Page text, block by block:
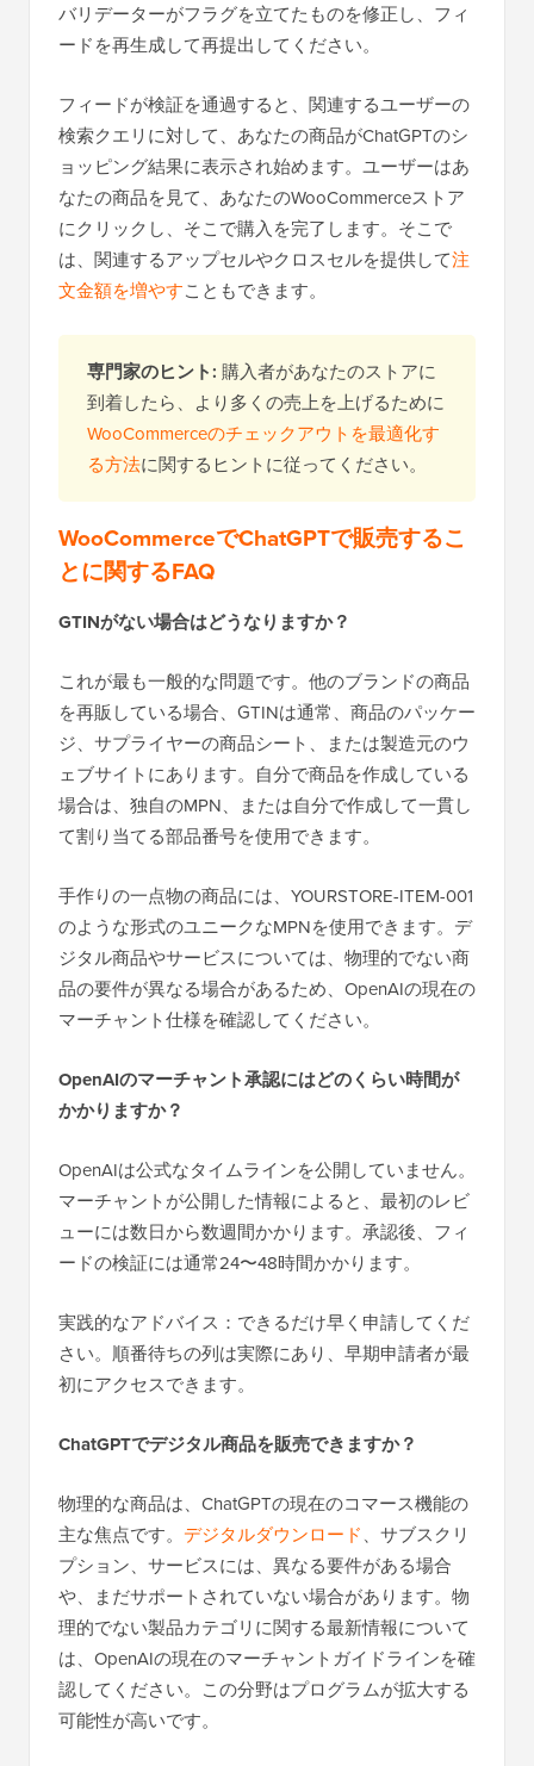
バリデーターがフラグを立てたものを修正し、フィ
ードを再生成して再提出してください。
フィードが検証を通過すると、関連するユーザーの
検索クエリに対して、あなたの商品がChatGPTのシ
ョッピング結果に表示され始めます。ユーザーはあ
なたの商品を見て、あなたのWooCommerceストア
にクリックし、そこで購入を完了します。そこで
は、関連するアップセルやクロスセルを提供して注
文金額を増やすこともできます。
専門家のヒント: 購入者があなたのストアに
到着したら、より多くの売上を上げるために
WooCommerceのチェックアウトを最適化す
る方法に関するヒントに従ってください。
WooCommerceでChatGPTで販売するこ
とに関するFAQ
GTINがない場合はどうなりますか？
これが最も一般的な問題です。他のブランドの商品
を再販している場合、GTINは通常、商品のパッケー
ジ、サプライヤーの商品シート、または製造元のウ
ェブサイトにあります。自分で商品を作成している
場合は、独自のMPN、または自分で作成して一貫し
て割り当てる部品番号を使用できます。
手作りの一点物の商品には、YOURSTORE-ITEM-001
のような形式のユニークなMPNを使用できます。デ
ジタル商品やサービスについては、物理的でない商
品の要件が異なる場合があるため、OpenAIの現在の
マーチャント仕様を確認してください。
OpenAIのマーチャント承認にはどのくらい時間が
かかりますか？
OpenAIは公式なタイムラインを公開していません。
マーチャントが公開した情報によると、最初のレビ
ューには数日から数週間かかります。承認後、フィ
ードの検証には通常24〜48時間かかります。
実践的なアドバイス：できるだけ早く申請してくだ
さい。順番待ちの列は実際にあり、早期申請者が最
初にアクセスできます。
ChatGPTでデジタル商品を販売できますか？
物理的な商品は、ChatGPTの現在のコマース機能の
主な焦点です。 デジタルダウンロード、サブスクリ
プション、サービスには、異なる要件がある場合
や、まだサポートされていない場合があります。物
理的でない製品カテゴリに関する最新情報について
は、OpenAIの現在のマーチャントガイドラインを確
認してください。この分野はプログラムが拡大する
可能性が高いです。